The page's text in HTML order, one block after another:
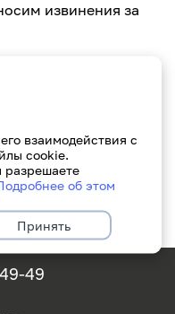
извинения за
49
взаимодействия с
cookie.
разрешаете
об этом
Принять